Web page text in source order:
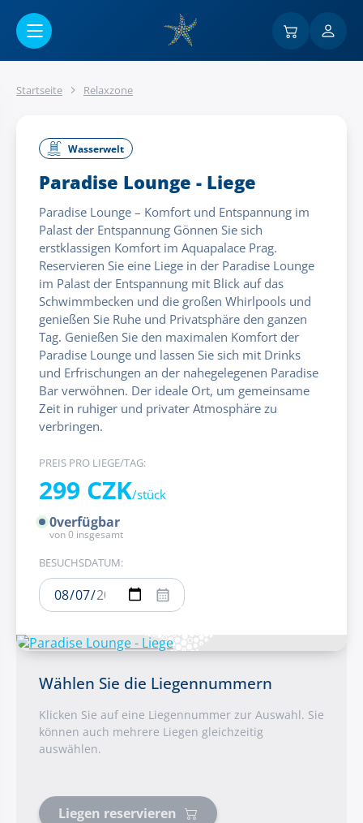
Startseite Relaxzone
Wasserwelt
Paradise Lounge - Liege
Paradise Lounge – Komfort und Entspannung im
Palast der Entspannung Gönnen Sie sich
erstklassigen Komfort im Aquapalace Prag.
Reservieren Sie eine Liege in der Paradise Lounge
im Palast der Entspannung mit Blick auf das
Schwimmbecken und die großen Whirlpools und
genießen Sie Ruhe und Privatsphäre den ganzen
Tag. Genießen Sie den maximalen Komfort der
Paradise Lounge und lassen Sie sich mit Drinks
und Erfrischungen an der nahegelegenen Paradise
Bar verwöhnen. Der ideale Ort, um gemeinsame
Zeit in ruhiger und privater Atmosphäre zu
verbringen.
PREIS PRO LIEGE/TAG:
299 CZK/stück
0verfügbar
von0 insgesamt
BESUCHSDATUM:
Wählen Sie die Liegennummern
Klicken Sie auf eine Liegennummer zur Auswahl. Sie
können auch mehrere Liegen gleichzeitig
auswählen.
Liegen reservieren